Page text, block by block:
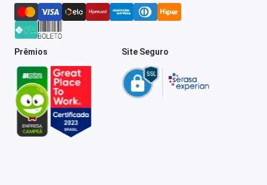
Prêmios Site Seguro